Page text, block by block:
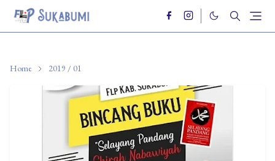
Home 2019 / 01